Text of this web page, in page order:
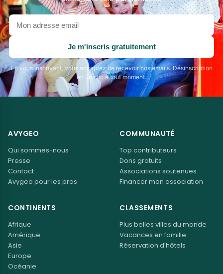
Votre
adresse
email
Je m'inscris gratuitement
En vous inscrivant, vous acceptez de recevoir nos emails. Désinscription
en un clic à tout moment.
AVYGEO
Qui sommes-nous
Presse
Contact
Avygeo pour les pros
COMMUNAUTÉ
Top contributeurs
Dons gratuits
Associations soutenues
Financer mon association
CONTINENTS
Afrique
Amérique
Asie
Europe
Océanie
CLASSEMENTS
Plus belles villes du monde
Vacances en famille
Réservation d'hôtels